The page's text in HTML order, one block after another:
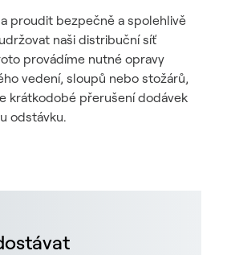
proudit bezpečně a spolehlivě
naši distribuční síť
provádíme nutné opravy
vedení, sloupů nebo stožárů,
krátkodobé přerušení dodávek
odstávku.